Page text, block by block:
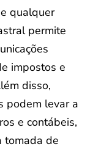
qualquer
permite
impostos e
disso,
podem levar a
e contábeis,
tomada de